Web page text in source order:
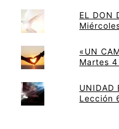
EL DON
«UN
Martes
UNIDAD
Lección